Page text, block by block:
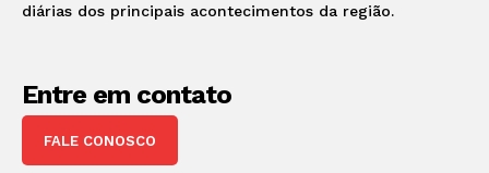
diárias dos principais acontecimentos da região.
Entre em contato
FALE CONOSCO